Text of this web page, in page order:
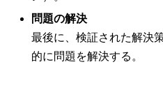
問題の解決
最後に、検証された解決
的に問題を解決する。